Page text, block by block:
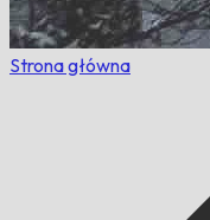
Strona główna